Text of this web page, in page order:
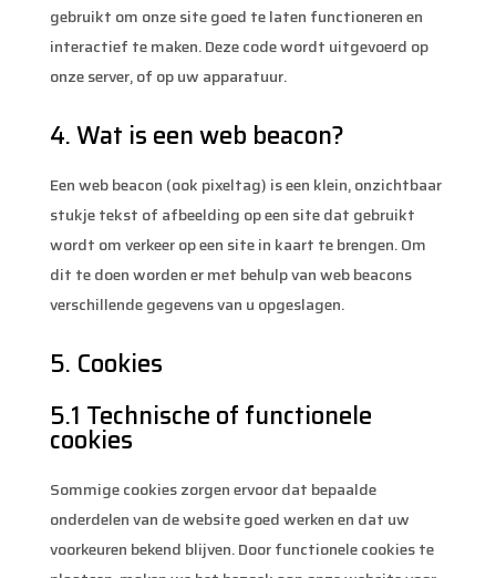
gebruikt om onze site goed te laten functioneren en
interactief te maken. Deze code wordt uitgevoerd op
onze server, of op uw apparatuur.
4. Wat is een web beacon?
Een web beacon (ook pixeltag) is een klein, onzichtbaar
stukje tekst of afbeelding op een site dat gebruikt
wordt om verkeer op een site in kaart te brengen. Om
dit te doen worden er met behulp van web beacons
verschillende gegevens van u opgeslagen.
5. Cookies
5.1 Technische of functionele
cookies
Sommige cookies zorgen ervoor dat bepaalde
onderdelen van de website goed werken en dat uw
voorkeuren bekend blijven. Door functionele cookies te